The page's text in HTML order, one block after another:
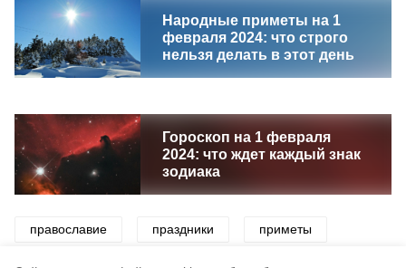
Народные приметы на 1
февраля 2024: что строго
нельзя делать в этот день
Гороскоп на 1 февраля
2024: что ждет каждый знак
зодиака
православие праздники приметы